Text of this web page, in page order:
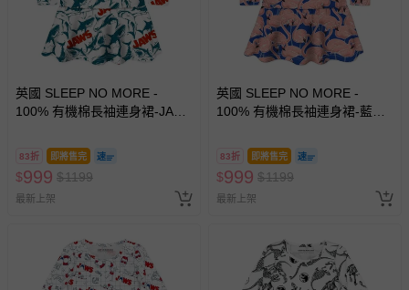
英國 SLEEP NO MORE -
100% 有機棉長袖連身裙-JAWS
83折 即將售完
$999 $1199
最新上架
英國 SLEEP NO MORE -
100% 有機棉長袖連身裙-藍底
83折 即將售完
$999 $1199
最新上架